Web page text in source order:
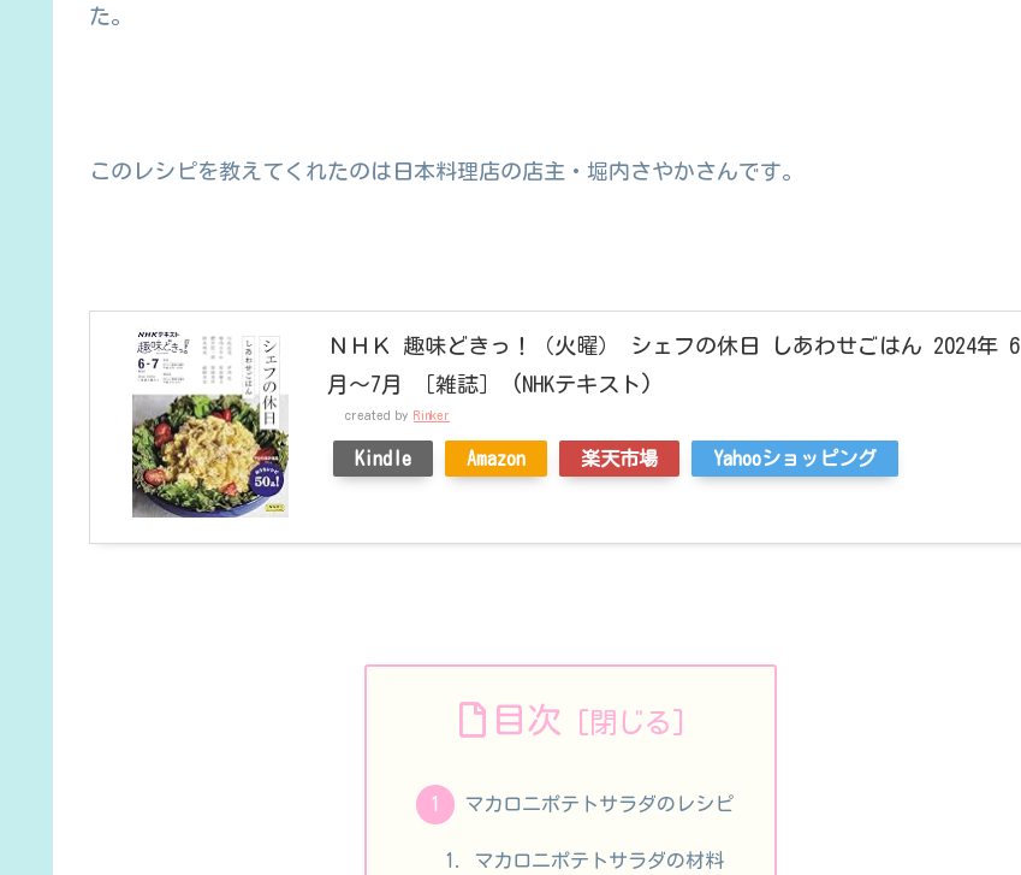
た。
このレシピを教えてくれたのは日本料理店の店主・堀内さやかさんです。
ＮＨＫ 趣味どきっ！（火曜） シェフの休日 しあわせごはん 2024年 6
月～7月 ［雑誌］ (NHKテキスト)
created by Rinker
Kindle Amazon 楽天市場 Yahooショッピング
目次
マカロニポテトサラダのレシピ
マカロニポテトサラダの材料